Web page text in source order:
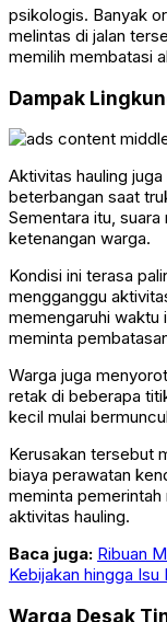
psikologis. Banyak
melintas di jalan
memilih membatasi
Dampak
Aktivitas hauling
beterbangan saat
Sementara itu,
ketenangan warga.
Kondisi ini terasa
mengganggu
memengaruhi waktu
meminta
Warga juga
retak di beberapa
kecil mulai
Kerusakan tersebut
biaya perawatan
meminta pemerintah
aktivitas hauling.
Baca juga: Ribuan
Kebijakan hingga
Warga Desak